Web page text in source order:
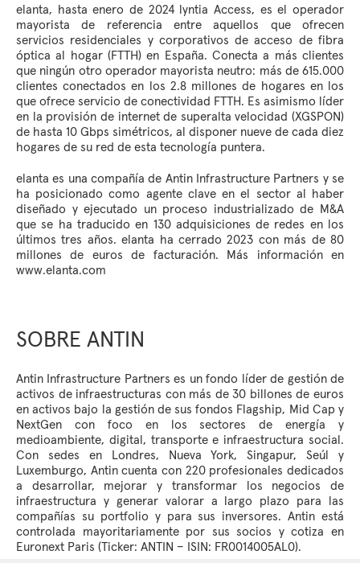
elanta, hasta enero de 2024 lyntia Access, es el operador
mayorista de referencia entre aquellos que ofrecen
servicios residenciales y corporativos de acceso de fibra
óptica al hogar (FTTH) en España. Conecta a más clientes
que ningún otro operador mayorista neutro: más de 615.000
clientes conectados en los 2.8 millones de hogares en los
que ofrece servicio de conectividad FTTH. Es asimismo líder
en la provisión de internet de superalta velocidad (XGSPON)
de hasta 10 Gbps simétricos, al disponer nueve de cada diez
hogares de su red de esta tecnología puntera.
elanta es una compañía de Antin Infrastructure Partners y se
ha posicionado como agente clave en el sector al haber
diseñado y ejecutado un proceso industrializado de M&A
que se ha traducido en 130 adquisiciones de redes en los
últimos tres años. elanta ha cerrado 2023 con más de 80
millones de euros de facturación. Más información en
www.elanta.com
SOBRE ANTIN
Antin Infrastructure Partners es un fondo líder de gestión de
activos de infraestructuras con más de 30 billones de euros
en activos bajo la gestión de sus fondos Flagship, Mid Cap y
NextGen con foco en los sectores de energía y
medioambiente, digital, transporte e infraestructura social.
Con sedes en Londres, Nueva York, Singapur, Seúl y
Luxemburgo, Antin cuenta con 220 profesionales dedicados
a desarrollar, mejorar y transformar los negocios de
infraestructura y generar valorar a largo plazo para las
compañías su portfolio y para sus inversores. Antin está
controlada mayoritariamente por sus socios y cotiza en
Euronext Paris (Ticker: ANTIN – ISIN: FR0014005AL0).